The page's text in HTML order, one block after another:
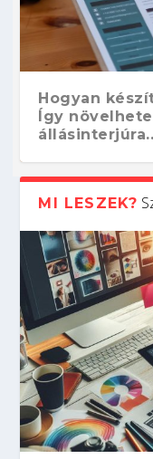
Hogyan
Így
Kitalálod,
gépeket?
Nem sikerült
Tanulj
amikor
Digitális
telefon
MI LESZEK?